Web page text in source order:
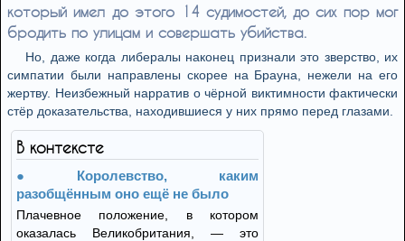
который имел до этого 14 судимостей, до сих пор мог
бродить по улицам и совершать убийства.
Но, даже когда либералы наконец признали это зверство, их
симпатии были направлены скорее на Брауна, нежели на его
жертву. Неизбежный нарратив о чёрной виктимности фактически
стёр доказательства, находившиеся у них прямо перед глазами.
В контексте
Королевство, каким
разобщённым оно ещё не было
Плачевное положение, в котором
оказалась Великобритания, — это